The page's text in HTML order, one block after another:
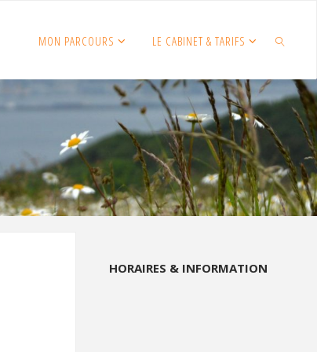
MON PARCOURS LE CABINET & TARIFS
SEARCH
HORAIRES & INFORMATION